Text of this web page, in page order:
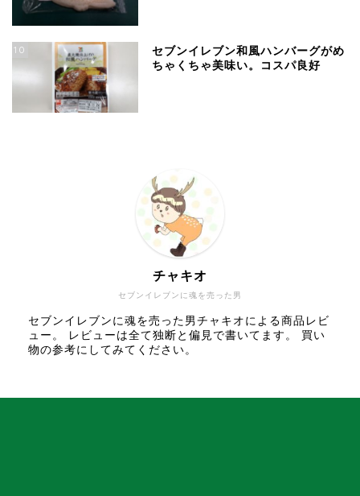
10
セブンイレブン和風ハンバーグがめ
ちゃくちゃ美味い。コスパ良好
セブンイレブンに魂を売った男
チャキオ
セブンイレブンに魂を売った男チャキオによる商品レビ
ュー。 レビューは全て独断と偏見で書いてます。 買い
物の参考にしてみてください。